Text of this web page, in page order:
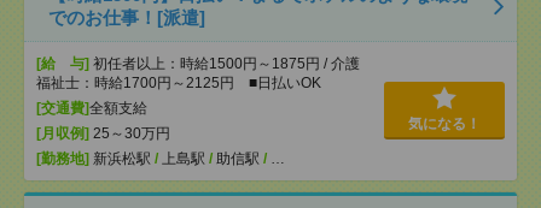
でのお仕事！[派遣]
[給 与] 初任者以上：時給1500円～1875円 / 介護
福祉士：時給1700円～2125円 ■日払いOK
[交通費]全額支給
[月収例] 25～30万円
[勤務地] 新浜松駅 / 上島駅 / 助信駅 / …
気になる！